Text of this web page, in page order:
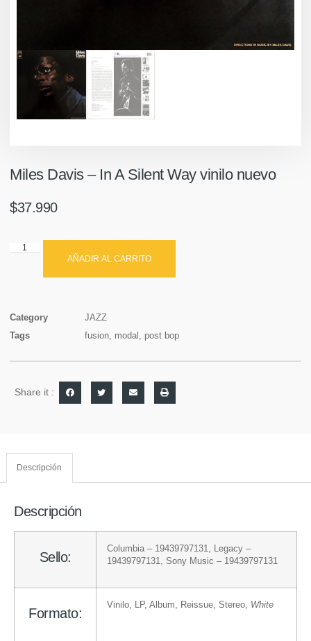
Miles Davis ‎– In A Silent Way vinilo nuevo
$37.990
AÑADIR AL CARRITO
Category
JAZZ
Tags
fusion, modal , post bop
Share it :
Descripción
Descripción
Sello:
Columbia – 19439797131 Legacy –
19439797131
Sony Music – 19439797131
Formato:
Vinilo , LP, Album, Reissue, Stereo White